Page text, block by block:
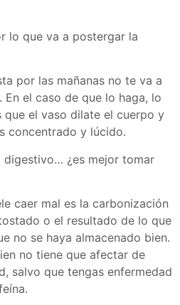
lo que va a postergar la
por las mañanas no te va a
el caso de que lo haga, lo
el vaso dilate el cuerpo y
concentrado y lúcido.
digestivo… ¿es mejor tomar
caer mal es la carbonización
o el resultado de lo que
no se haya almacenado bien.
no tiene que afectar de
salvo que tengas enfermedad